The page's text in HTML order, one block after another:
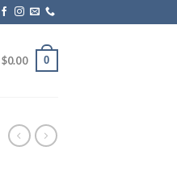
$0.00 0